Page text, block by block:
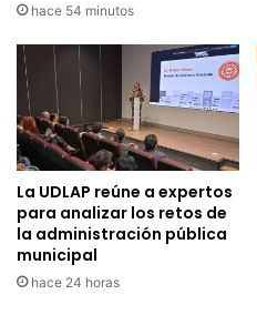
hace 54 minutos
La UDLAP reúne a expertos
para analizar los retos de
la administración pública
municipal
hace 24 horas